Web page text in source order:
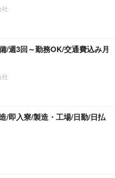
社
/週3回～勤務OK/交通費込み月
社
/即入寮/製造・工場/日勤/日払